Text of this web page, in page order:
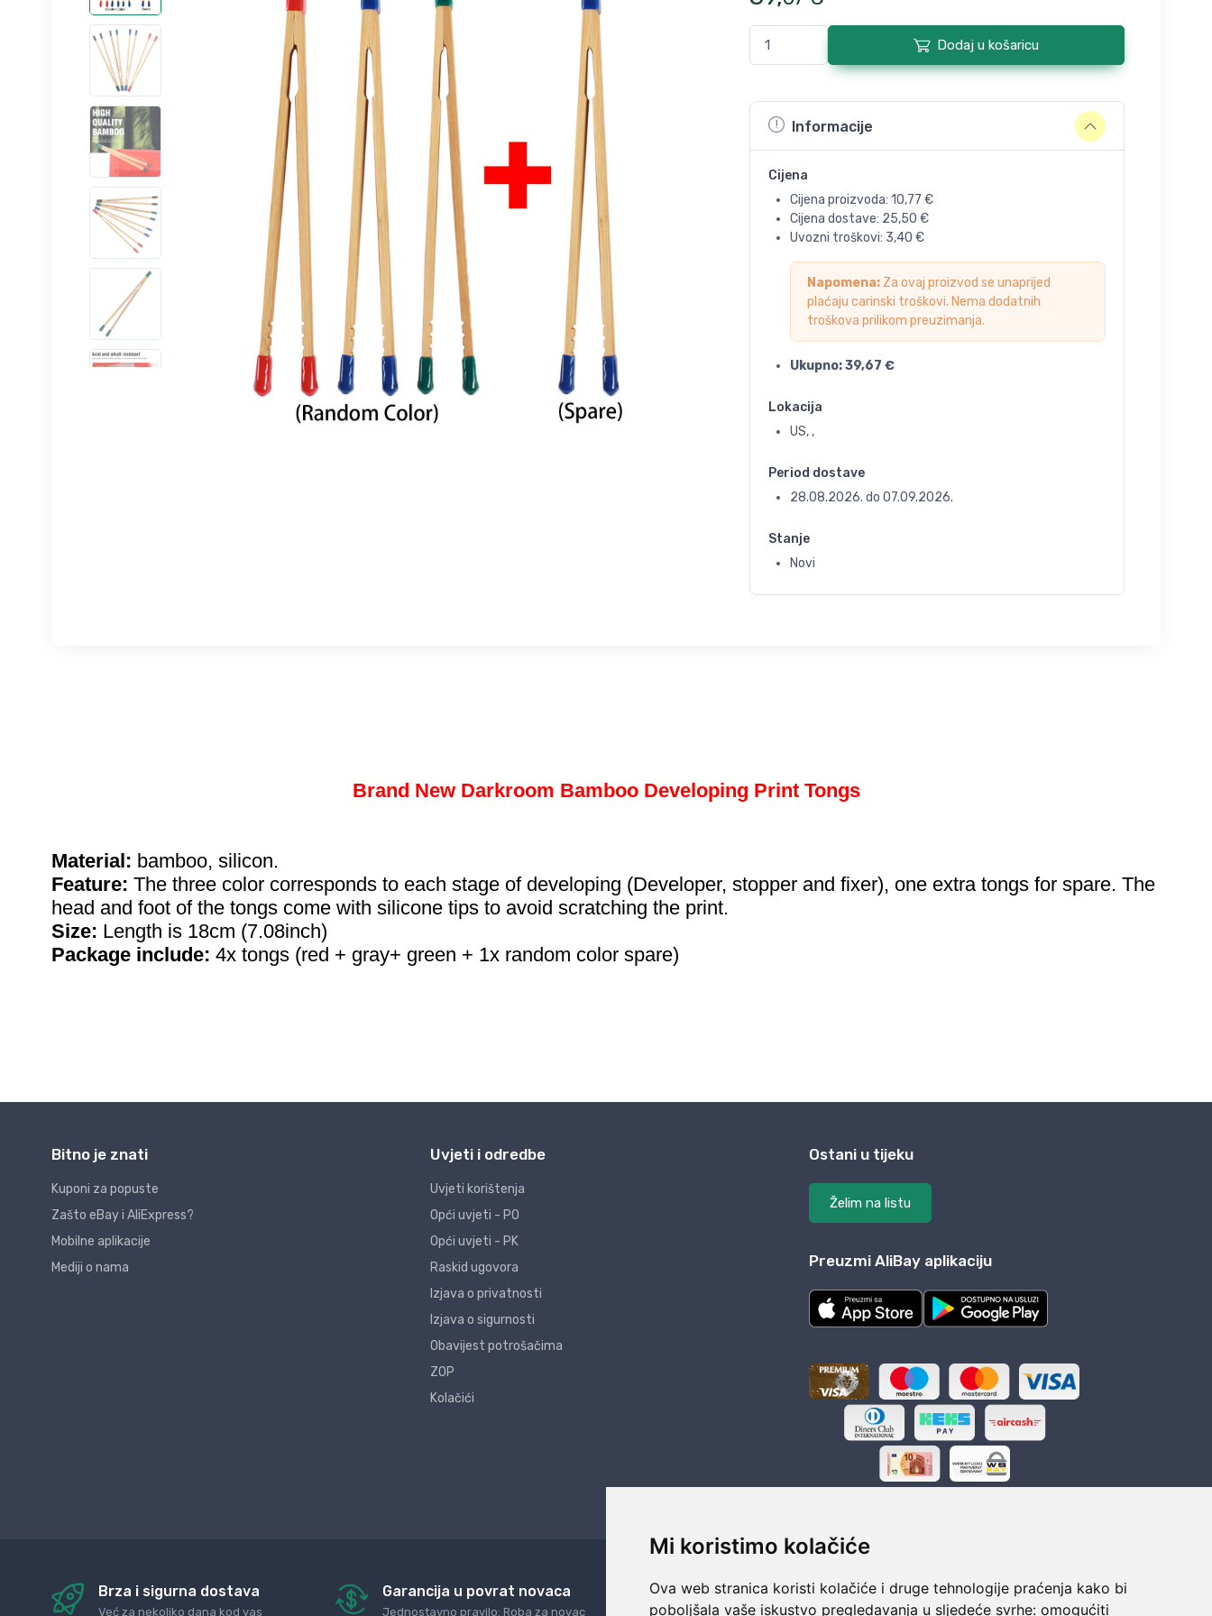
Mi koristimo kolačiće
Ova web stranica koristi kolačiće i druge tehnologije praćenja kako bi
poboljšala vaše iskustvo pregledavanja u sljedeće svrhe: omogućiti
Dodaj u košaricu
Informacije
Cijena
Cijena proizvoda: 10,77 €
Cijena dostave: 25,50 €
Uvozni troškovi: 3,40 €
Napomena:Za ovaj proizvod se unaprijed
plaćaju carinski troškovi. Nema dodatnih
troškova prilikom preuzimanja.
Ukupno:39,67 €
Lokacija
US, ,
Period dostave
28.08.2026. do 07.09.2026.
Stanje
Novi
Bitno je znati
Kuponi za popuste
Zašto eBay i AliExpress?
Mobilne aplikacije
Mediji o nama
Uvjeti i odredbe
Uvjeti korištenja
Opći uvjeti - PO
Opći uvjeti - PK
Raskid ugovora
Izjava o privatnosti
Izjava o sigurnosti
Obavijest potrošačima
ZOP
Kolačići
Ostani u tijeku
Želim na listu
Preuzmi AliBay aplikaciju
Brza i sigurna dostava
Već za nekoliko dana kod vas
Garancija u povrat novaca
Jednostavno pravilo: Roba za novac
24/7 odlična podrška
Naši agenti uvijek na raspolaganju
Sigurno obročno plaćanje
Do 24 rata bez kamata